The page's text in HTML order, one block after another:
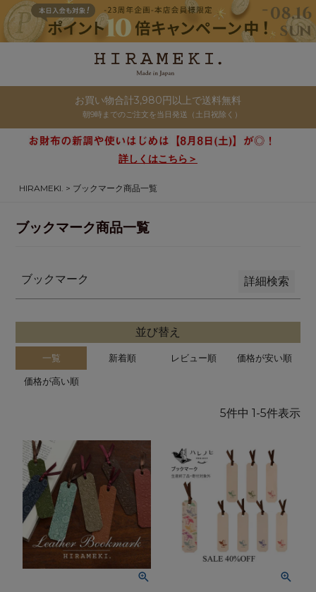
お買い物合計3,980円以上で送料無料
朝9時までのご注文を当日発送（土日祝除く）
詳しくはこちら＞
HIRAMEKI. ブックマーク商品一覧
ブックマーク商品一覧
ブックマーク 詳細検索
商品番号/JANコード
登録順
価格が安い順
価格が高い順
レビュー順
並び替え
一覧 新着順 レビュー順 価格が安い順
価格が高い順
5件中 1 -5件表示